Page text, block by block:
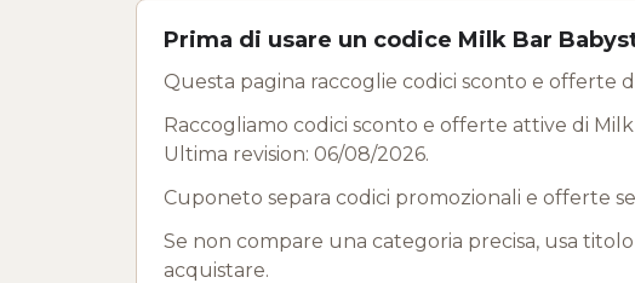
Prima di usare un codice Milk Bar
Questa pagina raccoglie codici sconto e offerte
Raccogliamo codici sconto e offerte attive di
Ultima revision: 06/08/2026.
Cuponeto separa codici promozionali e offerte
Se non compare una categoria precisa, usa
acquistare.